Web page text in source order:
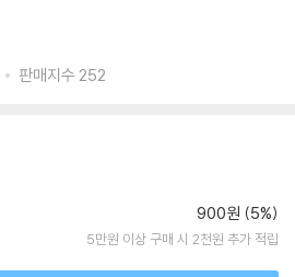
판매지수 252
900원 (5%)
5만원 이상 구매 시 2천원 추가 적립